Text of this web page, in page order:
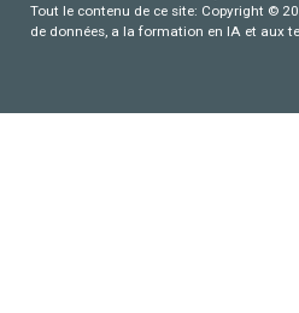
Tout le contenu de ce site: Copyright ©
de données, a la formation en IA et aux